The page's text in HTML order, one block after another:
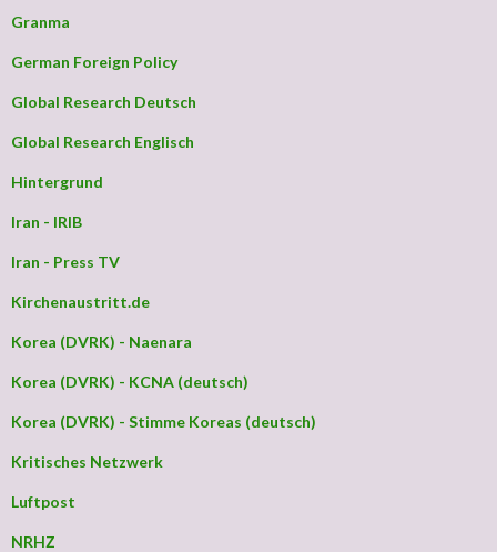
Granma
German Foreign Policy
Global Research Deutsch
Global Research Englisch
Hintergrund
Iran - IRIB
Iran - Press TV
Kirchenaustritt.de
Korea (DVRK) - Naenara
Korea (DVRK) - KCNA (deutsch)
Korea (DVRK) - Stimme Koreas (deutsch)
Kritisches Netzwerk
Luftpost
NRHZ